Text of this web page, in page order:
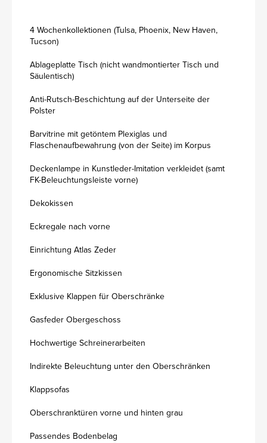
4 Wochenkollektionen (Tulsa, Phoenix, New Haven,
Tucson)
Ablageplatte Tisch (nicht wandmontierter Tisch und
Säulentisch)
Anti-Rutsch-Beschichtung auf der Unterseite der
Polster
Barvitrine mit getöntem Plexiglas und
Flaschenaufbewahrung (von der Seite) im Korpus
Deckenlampe in Kunstleder-Imitation verkleidet (samt
FK-Beleuchtungsleiste vorne)
Dekokissen
Eckregale nach vorne
Einrichtung Atlas Zeder
Ergonomische Sitzkissen
Exklusive Klappen für Oberschränke
Gasfeder Obergeschoss
Hochwertige Schreinerarbeiten
Indirekte Beleuchtung unter den Oberschränken
Klappsofas
Oberschranktüren vorne und hinten grau
Passendes Bodenbelag